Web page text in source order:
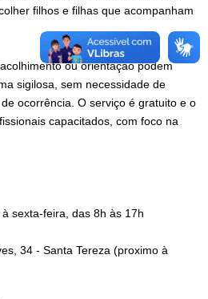
filhos e filhas que acompanham
ou orientação podem
sigilosa, sem necessidade de
ocorrência. O serviço é gratuito e o
capacitados, com foco na
sexta-feira, das 8h às 17h
34 - Santa Tereza (proximo à